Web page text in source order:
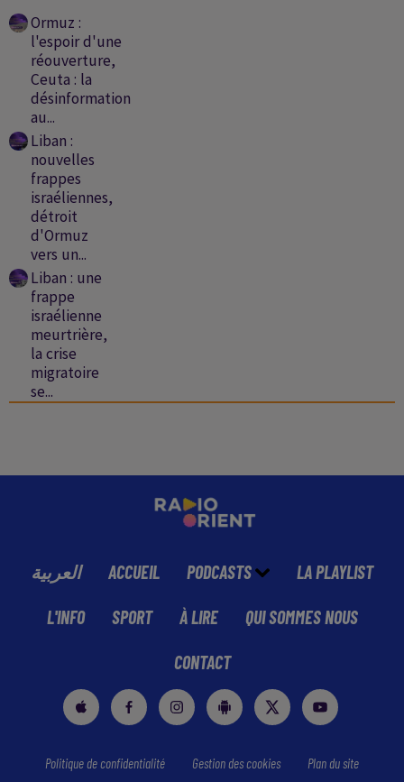
Ormuz :
l'espoir d'une
réouverture,
Ceuta : la
désinformation
au...
Liban :
nouvelles
frappes
israéliennes,
détroit
d'Ormuz
vers un...
Liban : une
frappe
israélienne
meurtrière,
la crise
migratoire
se...